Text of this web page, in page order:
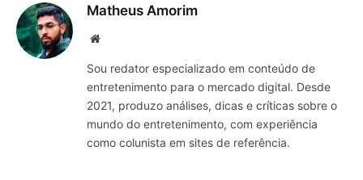
Matheus Amorim
Website
Sou redator especializado em conteúdo de
entretenimento para o mercado digital. Desde
2021, produzo análises, dicas e críticas sobre o
mundo do entretenimento, com experiência
como colunista em sites de referência.